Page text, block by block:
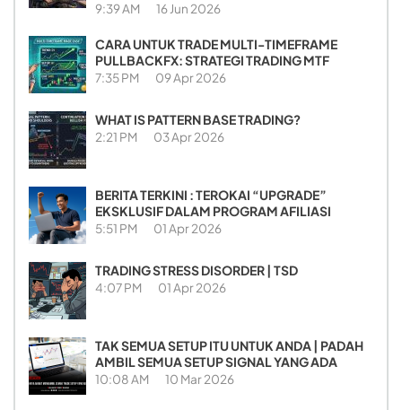
9:39 AM 16 Jun 2026
CARA UNTUK TRADE MULTI-TIMEFRAME
PULLBACKFX: STRATEGI TRADING MTF
7:35 PM 09 Apr 2026
WHAT IS PATTERN BASE TRADING?
2:21 PM 03 Apr 2026
BERITA TERKINI : TEROKAI “UPGRADE”
EKSKLUSIF DALAM PROGRAM AFILIASI
5:51 PM 01 Apr 2026
TRADING STRESS DISORDER | TSD
4:07 PM 01 Apr 2026
TAK SEMUA SETUP ITU UNTUK ANDA | PADAH
AMBIL SEMUA SETUP SIGNAL YANG ADA
10:08 AM 10 Mar 2026